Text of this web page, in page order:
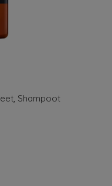
, Shampoot